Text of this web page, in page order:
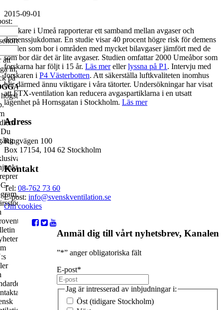
2015-09-01
Forskare i Umeå rapporterar ett samband mellan avgaser och
demenssjukdomar. En studie visar 40 procent högre risk för demens
för den som bor i områden med mycket bilavgaser jämfört med de
som bor där det är lite avgaser. Studien omfattar 2000 Umeåbor som
forskarna har följt i 15 år. Läs merellerlyssna på P1 . Intervju med
forskaren i P4 Västerbotten. Att säkerställa luftkvaliteten inomhus
blir därmed ännu viktigare i våra tätorter. Undersökningar har visat
att FTX-ventilation kan reducera avgaspartiklarna i en utsatt
lägenhet på Hornsgatan i Stockholm. Läs mer
Adress
Ringvägen 100
Box 17154, 104 62 Stockholm
Kontakt
Tel: 08-762 73 60
E-post: info@svenskventilation.se
Om cookies
Anmäl dig till vårt nyhetsbrev, Kanalen
”*” anger obligatoriska fält
E-post*
Jag är intresserad av inbjudningar i:
Öst (tidigare Stockholm)
att
in,
på